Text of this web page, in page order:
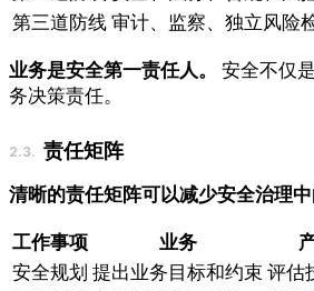
第三道防线 审计、监察、独立风险
业务是安全第一责任人。
安全不仅
务决策责任。
责任矩阵
清晰的责任矩阵可以减少安全治理中
工作事项 业务
安全规划 提出业务目标和约束 评估